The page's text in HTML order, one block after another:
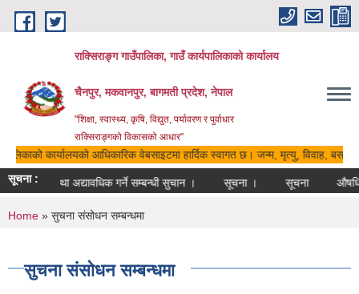
Skip to main content
राक्सिराङ्ग गाउँपालिका, गाउँ कार्यपालिकाको कार्यालय
चैनपुर, मकवानपुर, बागमती प्रदेश, नेपाल
"शिक्षा, स्वास्थ्य, कृषि, विद्युत, पर्यावरण र पुर्वाधार
राक्सिराङ्गको विकासको आधार"
कार्यालयको आधिकारिक वेबसाइटमा हार्दिक स्वागत छ। जन्म, मृत्यु, विवाह,
सूचना :दर्ता तथा अद्यावधिक गर्ने सम्बन्धी सुचान । सूचना । सूचना
You are here
Home » सुचना संसोधन सम्बन्धमा
सुचना संसोधन सम्बन्धमा